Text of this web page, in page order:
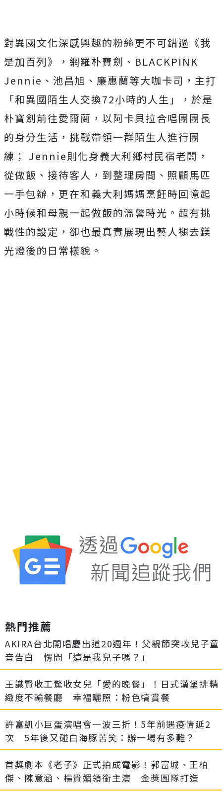
對異國文化深感興趣的粉絲更不可錯過《我
是加百列》， 網羅朴寶劍、 BLACKPINK
Jennie 、池昌旭、廉惠蘭等大咖卡司，主打
「和異國陌生人交換72小時的人生」，於是
朴寶劍前往愛爾蘭， 以阿卡貝拉合唱團團長
的身分生活，挑戰帶領一群陌生人進行團
練； Jennie則化身義大利鄉村民宿老闆，
從做飯、接待客人， 到整理房間、照顧馬匹
一手包辦， 更在和義大利媽媽烹飪時回憶起
小時候和母親一起做飯的溫馨時光。 超有挑
戰性的設定， 卻也最真實展現出藝人褪去鎂
光燈後的日常樣貌。
熱門推薦
AKIRA台北開唱慶出道20週年！父親節突收兒子童
音告白 愣問「這是我兒子嗎？」
王識賢收工驚收女兒「愛的晚餐」！日式漢堡排精
緻度不輸餐廳 幸福曬照：粉色犒賞餐
許富凱小巨蛋演唱會一波三折！5年前遇疫情延2
次 5年後又碰白海豚苦笑：辦一場有多難？
首獎劇本《老子》正式拍成電影！郭富城、王柏
傑、陳意涵、楊貴媚領銜主演 金獎團隊打造